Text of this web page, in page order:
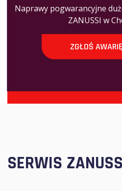
Naprawy pogwarancyjne
ZANUSSI w
ZGŁOŚ
SERWIS